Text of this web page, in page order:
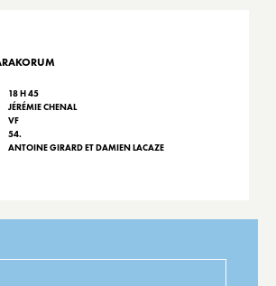
18 H 45
JÉRÉMIE CHENAL
VF
54.
ANTOINE GIRARD ET DAMIEN LACAZE